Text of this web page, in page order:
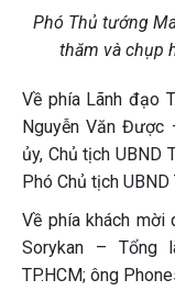
Phó Thủ tướng
thăm và chụp
Về phía Lãnh đạo
Nguyễn Văn Được
ủy, Chủ tịch UBND
Phó Chủ tịch UBND
Về phía khách mời
Sorykan – Tổng
TP.HCM; ông